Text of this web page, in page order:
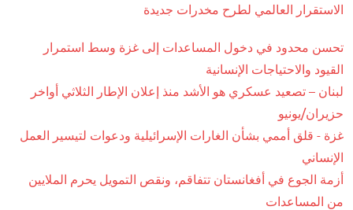
الاستقرار العالمي لطرح مخدرات جديدة
تحسن محدود في دخول المساعدات إلى غزة وسط استمرار
القيود والاحتياجات الإنسانية
لبنان – تصعيد عسكري هو الأشد منذ إعلان الإطار الثلاثي أواخر
حزيران/يونيو
غزة - قلق أممي بشأن الغارات الإسرائيلية ودعوات لتيسير العمل
الإنساني
أزمة الجوع في أفغانستان تتفاقم، ونقص التمويل يحرم الملايين
من المساعدات